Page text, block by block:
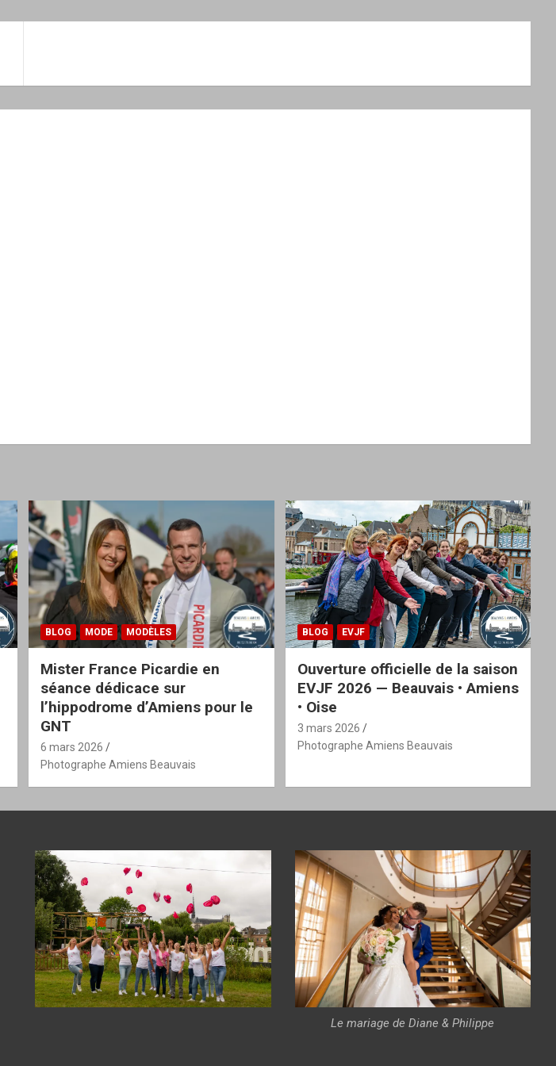
BLOG MODE MODÈLES
Mister France Picardie en
séance dédicace sur
l’hippodrome d’Amiens pour le
GNT
6 mars 2026
Photographe Amiens Beauvais
BLOG EVJF
Ouverture officielle de la saison
EVJF 2026 — Beauvais • Amiens
• Oise
3 mars 2026
Photographe Amiens Beauvais
Le mariage de Diane & Philippe